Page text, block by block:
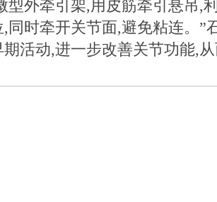
型外牵引架,用皮筋牵引悬吊,
同时牵开关节面,避免粘连。”
活动,进一步改善关节功能,